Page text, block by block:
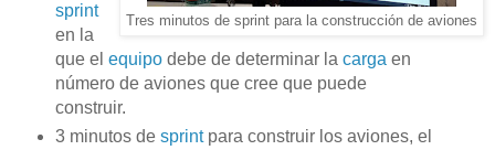
Tres minutos de sprint para la construcción de aviones
sprint
en la
que el equipodebe de determinar la cargaen
número de aviones que cree que puede
construir.
3 minutos de sprintpara construir los aviones, el